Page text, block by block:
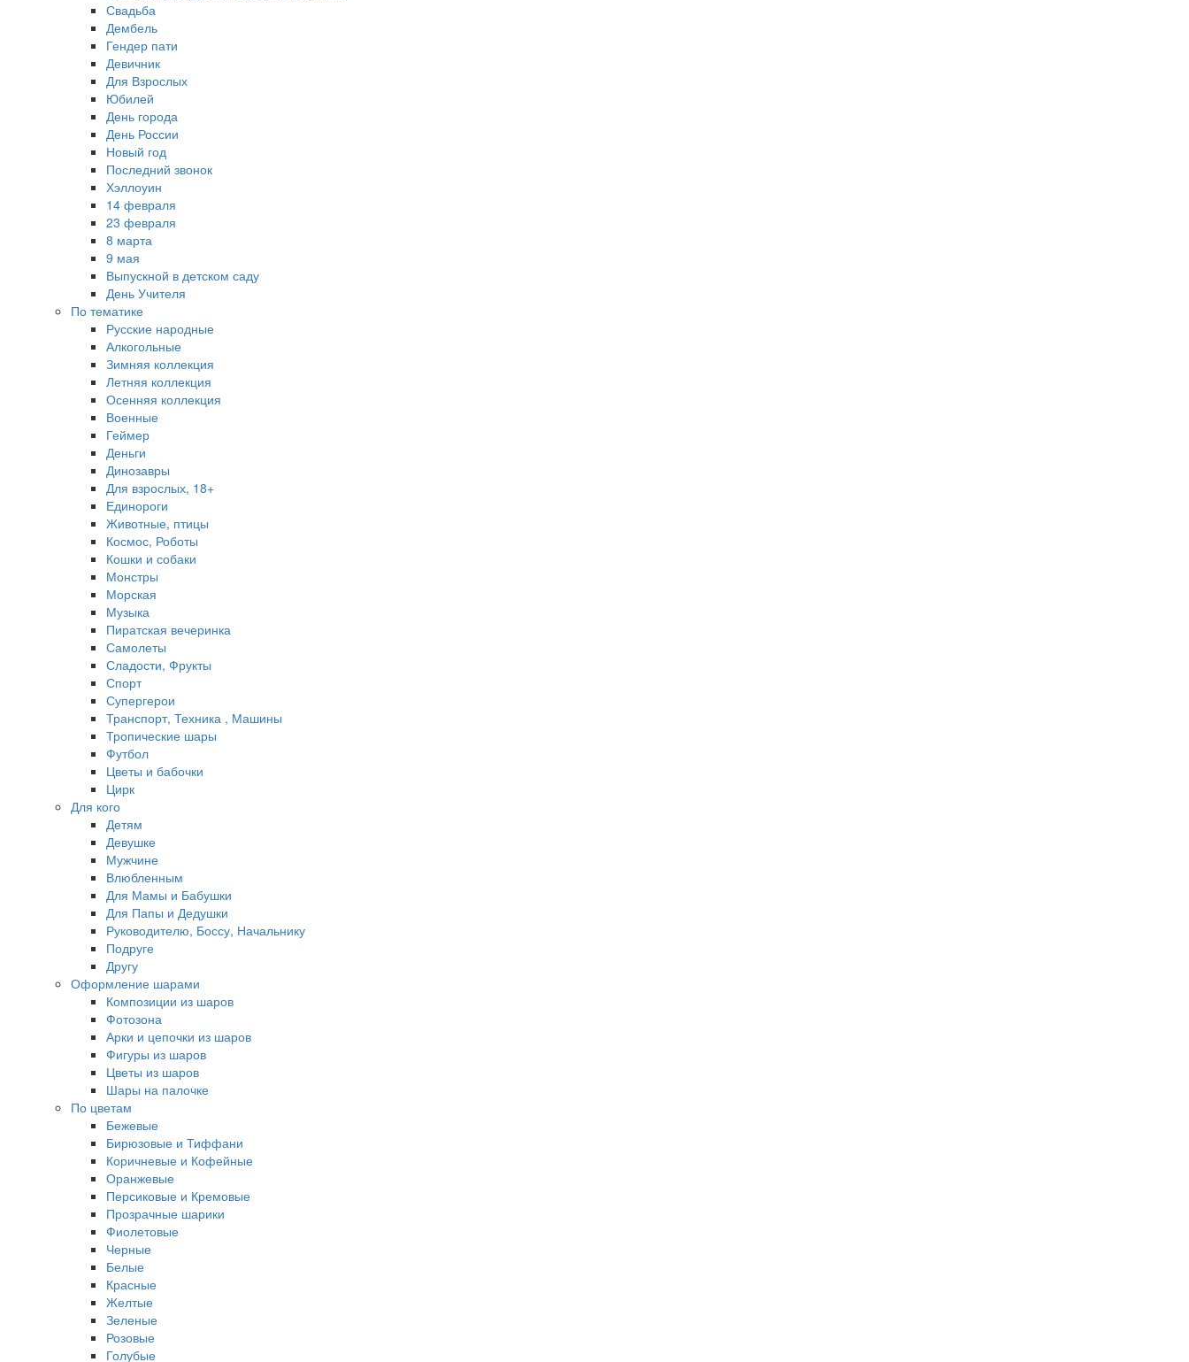
Свадьба
Дембель
Гендер пати
Девичник
Для Взрослых
Юбилей
День города
День России
Новый год
Последний звонок
Хэллоуин
14 февраля
23 февраля
8 марта
9 мая
Выпускной в детском саду
День Учителя
По тематике
Русские народные
Алкогольные
Зимняя коллекция
Летняя коллекция
Осенняя коллекция
Военные
Геймер
Деньги
Динозавры
Для взрослых, 18+
Единороги
Животные, птицы
Космос, Роботы
Кошки и собаки
Монстры
Морская
Музыка
Пиратская вечеринка
Самолеты
Сладости, Фрукты
Спорт
Супергерои
Транспорт, Техника , Машины
Тропические шары
Футбол
Цветы и бабочки
Цирк
Для кого
Детям
Девушке
Мужчине
Влюбленным
Для Мамы и Бабушки
Для Папы и Дедушки
Руководителю, Боссу, Начальнику
Подруге
Другу
Оформление шарами
Композиции из шаров
Фотозона
Арки и цепочки из шаров
Фигуры из шаров
Цветы из шаров
Шары на палочке
По цветам
Бежевые
Бирюзовые и Тиффани
Коричневые и Кофейные
Оранжевые
Персиковые и Кремовые
Прозрачные шарики
Фиолетовые
Черные
Белые
Красные
Желтые
Зеленые
Розовые
Голубые